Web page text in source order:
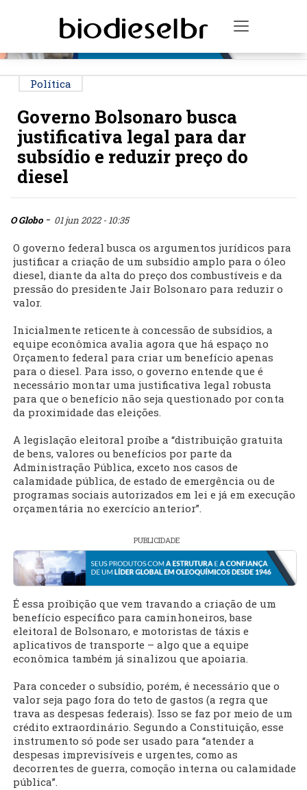
Toggle
Política
Governo Bolsonaro busca
justificativa legal para dar
subsídio e reduzir preço do
diesel
O Globo- 01 jun 2022 - 10:35
O governo federal busca os argumentos jurídicos para
justificar a criação de um subsídio amplo para o óleo
diesel, diante da alta do preço dos combustíveis e da
pressão do presidente Jair Bolsonaro para reduzir o
valor.
Inicialmente reticente à concessão de subsídios, a
equipe econômica avalia agora que há espaço no
Orçamento federal para criar um benefício apenas
para o diesel. Para isso, o governo entende que é
necessário montar uma justificativa legal robusta
para que o benefício não seja questionado por conta
da proximidade das eleições.
A legislação eleitoral proíbe a “distribuição gratuita
de bens, valores ou benefícios por parte da
Administração Pública, exceto nos casos de
calamidade pública, de estado de emergência ou de
programas sociais autorizados em lei e já em execução
orçamentária no exercício anterior”.
PUBLICIDADE
É essa proibição que vem travando a criação de um
benefício específico para caminhoneiros, base
eleitoral de Bolsonaro, e motoristas de táxis e
aplicativos de transporte – algo que a equipe
econômica também já sinalizou que apoiaria.
Para conceder o subsídio, porém, é necessário que o
valor seja pago fora do teto de gastos (a regra que
trava as despesas federais). Isso se faz por meio de um
crédito extraordinário. Segundo a Constituição, esse
instrumento só pode ser usado para “atender a
despesas imprevisíveis e urgentes, como as
decorrentes de guerra, comoção interna ou calamidade
pública”.